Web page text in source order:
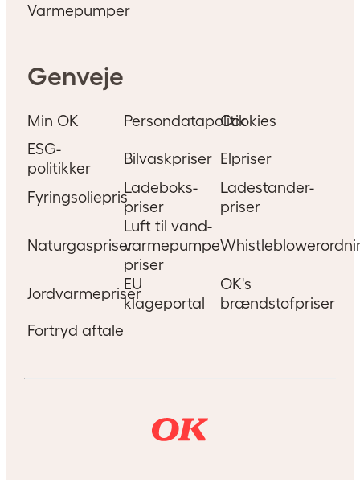
Varmepumper
Genveje
Min OK PersondatapolitikCookies
ESG-
politikker
Bilvaskpriser Elpriser
Fyringsoliepris
Ladeboks-
priser
Ladestander-
priser
Naturgaspriser
Luft til vand-
varmepumpe
priser
Jordvarmepriser
EU
klageportal
OK's
brændstofpriser
Fortryd aftale